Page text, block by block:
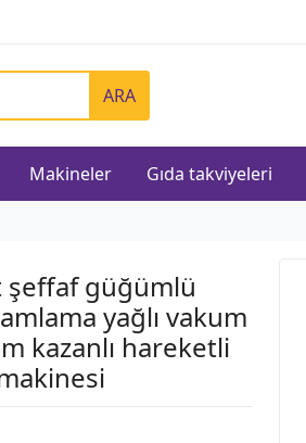
ARA
Makineler Gıda takviyeleri
şeffaf güğümlü
yağlı vakum
kazanlı hareketli